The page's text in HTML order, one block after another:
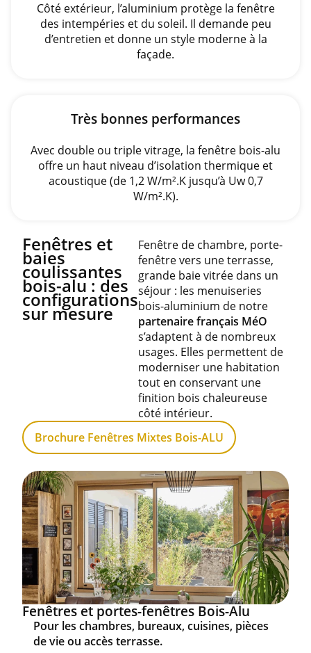
Côté extérieur, l’aluminium protège la fenêtre
des intempéries et du soleil. Il demande peu
d’entretien et donne un style moderne à la
façade.
Très bonnes performances
Avec double ou triple vitrage, la fenêtre bois-alu
offre un haut niveau d’isolation thermique et
acoustique (de 1,2 W/m².K jusqu’à Uw 0,7
W/m².K).
Fenêtres et
baies
coulissantes
bois-alu : des
configurations
sur mesure
Fenêtre de chambre, porte-
fenêtre vers une terrasse,
grande baie vitrée dans un
séjour : les menuiseries
bois-aluminium de notre
partenaire français MéO
s’adaptent à de nombreux
usages. Elles permettent de
moderniser une habitation
tout en conservant une
finition bois chaleureuse
côté intérieur.
Brochure Fenêtres Mixtes Bois-ALU
Fenêtres et portes-fenêtres Bois-Alu
Pour les chambres, bureaux, cuisines, pièces
de vie ou accès terrasse.